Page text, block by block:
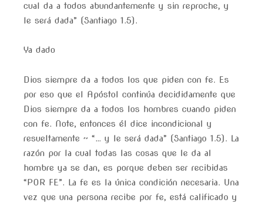
cual da a todos abundantemente y sin reproche, y
le será dada” (Santiago 1.5).
Ya dado
Dios siempre da a todos los que piden con fe. Es
por eso que el Apóstol continúa decididamente que
Dios siempre da a todos los hombres cuando piden
con fe. Note, entonces él dice incondicional y
resueltamente ~ “… y le será dada” (Santiago 1.5). La
razón por la cual todas las cosas que le da al
hombre ya se dan, es porque deben ser recibidas
“POR FE”. La fe es la única condición necesaria. Una
vez que una persona recibe por fe, está calificado y